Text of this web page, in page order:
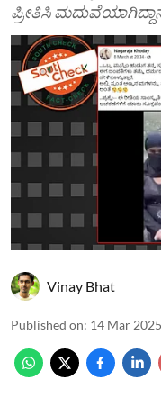
ಪ್ರೀತಿಸಿ ಮದುವೆಯಾಗಿದ್ದಾನೆ
Vinay Bhat
Published on: 14 Mar